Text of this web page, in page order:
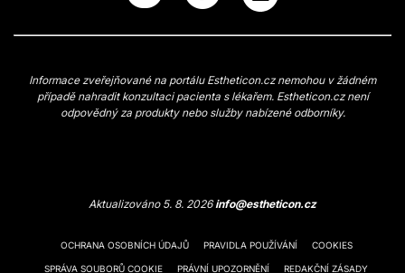
Informace zveřejňované na portálu Estheticon.cz nemohou v žádném
případě nahradit konzultaci pacienta s lékařem. Estheticon.cz není
odpovědný za produkty nebo služby nabízené odborníky.
Aktualizováno 5. 8. 2026info@estheticon.cz
OCHRANA OSOBNÍCH ÚDAJŮ PRAVIDLA POUŽÍVÁNÍ COOKIES
SPRÁVA SOUBORŮ COOKIE PRÁVNÍ UPOZORNĚNÍ REDAKČNÍ ZÁSADY